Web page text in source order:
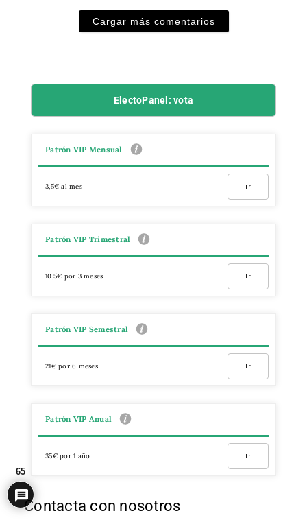
Cargar más comentarios
ElectoPanel: vota
Patrón VIP Mensual
3,5€ al mes Ir
Patrón VIP Trimestral
10,5€ por 3 meses Ir
Patrón VIP Semestral
21€ por 6 meses Ir
Patrón VIP Anual
35€ por 1 año Ir
Contacta con nosotros
65